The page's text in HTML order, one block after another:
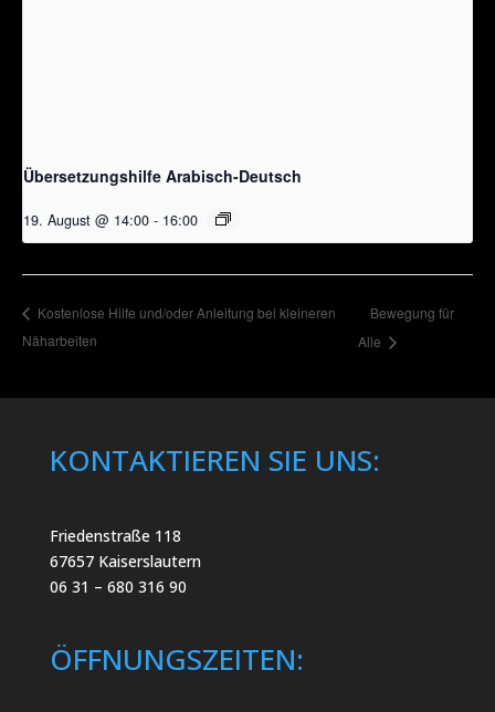
Übersetzungshilfe Arabisch-Deutsch
19. August @ 14:00 - 16:00
Kostenlose Hilfe und/oder Anleitung bei kleineren
Näharbeiten
Bewegung für
Alle
KONTAKTIEREN SIE UNS:
Friedenstraße 118
67657 Kaiserslautern
06 31 – 680 316 90
ÖFFNUNGSZEITEN: